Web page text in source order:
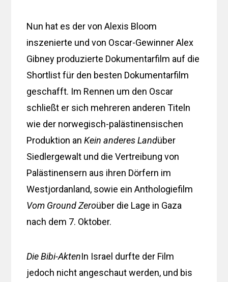
Nun hat es der von Alexis Bloom
inszenierte und von Oscar-Gewinner Alex
Gibney produzierte Dokumentarfilm auf die
Shortlist für den besten Dokumentarfilm
geschafft. Im Rennen um den Oscar
schließt er sich mehreren anderen Titeln
wie der norwegisch-palästinensischen
Produktion anKein anderes Landüber
Siedlergewalt und die Vertreibung von
Palästinensern aus ihren Dörfern im
Westjordanland, sowie ein Anthologiefilm
Vom Ground Zeroüber die Lage in Gaza
nach dem 7. Oktober.
Die Bibi-AktenIn Israel durfte der Film
jedoch nicht angeschaut werden, und bis